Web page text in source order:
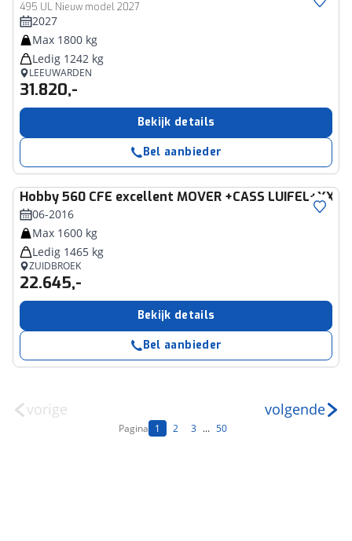
495 UL Nieuw model 2027
2027
Max 1800 kg
Ledig 1242 kg
LEEUWARDEN
31.820,-
Bekijk details
Bel aanbieder
Hobby560 CFE excellent MOVER +CASS LUIFEL+XXL
06-2016
Max 1600 kg
Ledig 1465 kg
ZUIDBROEK
22.645,-
Bekijk details
Bel aanbieder
vorige
Pagina 1 2 3 ... 50
volgende